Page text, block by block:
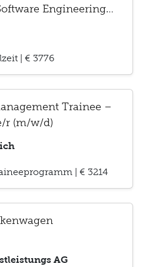
Engineering
| € 3776
Trainee –
r (m/w/d)
| € 3214
AG